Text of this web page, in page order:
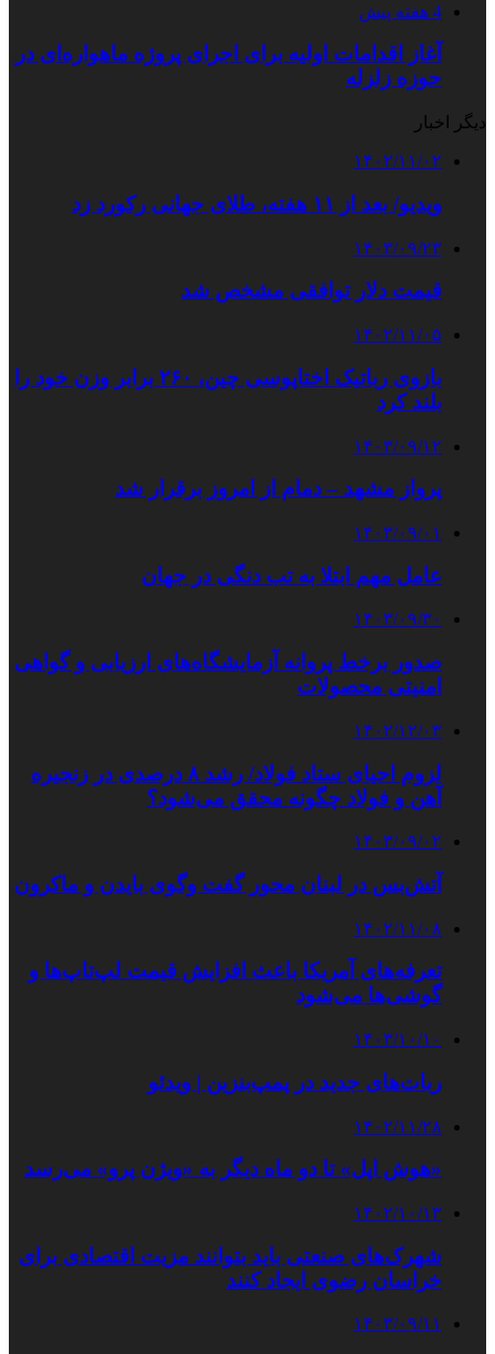
4 هفته پیش
آغاز اقدامات اولیه برای اجرای پروژه ماهواره‌ای در
حوزه زلزله
دیگر اخبار
۱۴۰۲/۱۱/۰۲
ویدیو/ بعد از ۱۱ هفته، طلای جهانی رکورد زد
۱۴۰۳/۰۹/۲۳
قیمت دلار توافقی مشخص شد
۱۴۰۲/۱۱/۰۵
بازوی رباتیک اختاپوسی چین، ۲۶۰ برابر وزن خود را
بلند کرد
۱۴۰۳/۰۹/۱۲
پرواز مشهد – دمام از امروز برقرار شد
۱۴۰۳/۰۹/۰۱
عامل مهم ابتلا به تب دنگی در جهان
۱۴۰۳/۰۹/۳۰
صدور برخط پروانه آزمایشگاه‌های ارزیابی و گواهی
امنیتی محصولات
۱۴۰۲/۱۲/۰۳
لزوم احیای ستاد فولاد/ رشد ۸ درصدی در زنجیره
آهن و فولاد چگونه محقق می‌شود؟
۱۴۰۳/۰۹/۰۲
آتش‌بس در لبنان محور گفت وگوی بایدن و ماکرون
۱۴۰۲/۱۱/۰۸
تعرفه‌های آمریکا باعث افزایش قیمت لپ‌تاپ‌ها و
گوشی‌ها می‌شود
۱۴۰۳/۱۰/۱۰
ربات‌های جدید در پمپ‌بنزین | ویدئو
۱۴۰۲/۱۱/۲۸
«هوش اپل» تا دو ماه دیگر به «ویژن پرو» می‌رسد
۱۴۰۲/۱۰/۱۳
شهرک‌های صنعتی باید بتوانند مزیت اقتصادی برای
خراسان رضوی ایجاد کنند
۱۴۰۳/۰۹/۱۱